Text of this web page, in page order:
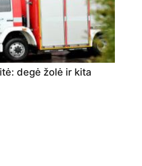
degė žolė ir kita